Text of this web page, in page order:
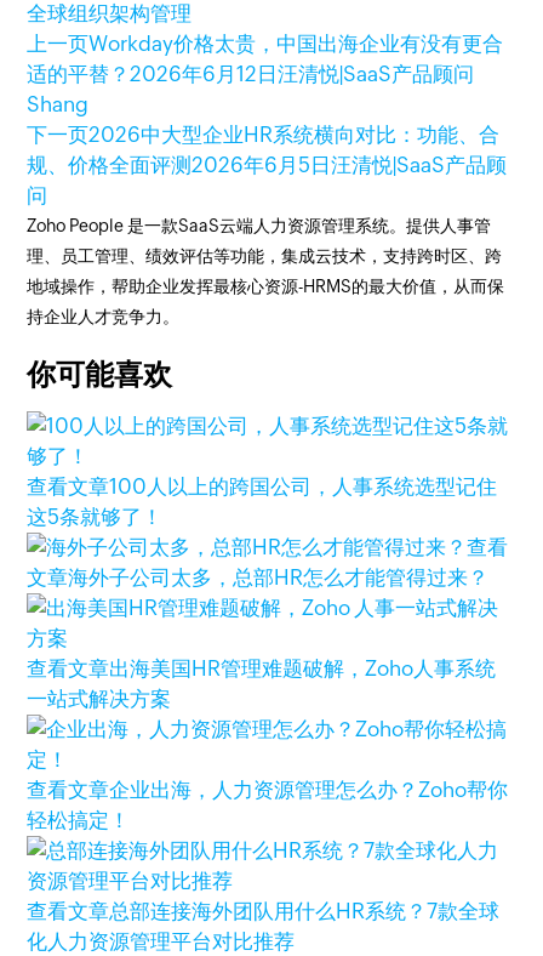
全球组织架构管理
上一页Workday价格太贵，中国出海企业有没有更合
适的平替？2026年6月12日汪清悦|SaaS产品顾问
Shang
下一页2026中大型企业HR系统横向对比：功能、合
规、价格全面评测2026年6月5日汪清悦|SaaS产品顾
问
Zoho People 是一款SaaS云端人力资源管理系统。提供人事管
理、员工管理、绩效评估等功能，集成云技术，支持跨时区、跨
地域操作，帮助企业发挥最核心资源-HRMS的最大价值，从而保
持企业人才竞争力。
你可能喜欢
查看文章100人以上的跨国公司，人事系统选型记住
这5条就够了！
查看
文章海外子公司太多，总部HR怎么才能管得过来？
查看文章出海美国HR管理难题破解，Zoho人事系统
一站式解决方案
查看文章企业出海，人力资源管理怎么办？Zoho帮你
轻松搞定！
查看文章总部连接海外团队用什么HR系统？7款全球
化人力资源管理平台对比推荐